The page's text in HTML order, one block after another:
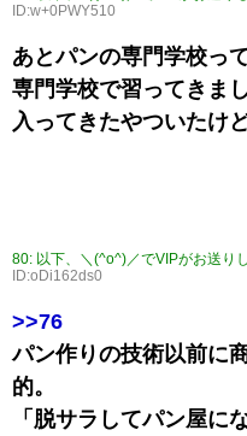
ID:w+0PWY510
あとパンの専門学校っ
専門学校で習ってきま
入ってきたやついたけ
80: 以下、＼(^o^)／でVIPがお送り
ID:oDi162ds0
>>76
パン作りの技術以前に
的。
「脱サラしてパン屋に